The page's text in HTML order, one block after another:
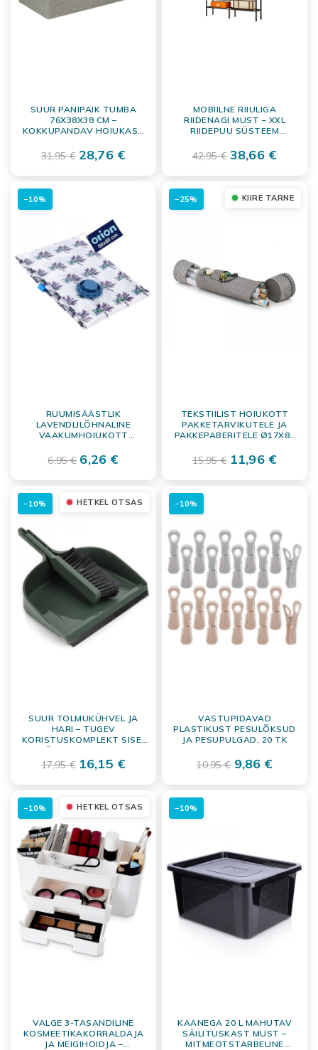
SUUR PANIPAIK TUMBA
76X38X38 CM –
KOKKUPANDAV HOIUKAST
31,95 € 28,76 €
MOBIILNE RIIULIGA
RIIDENAGI MUST – XXL
RIIDEPUU SÜSTEEM
42,95 € 38,66 €
RUUMISÄÄSTLIK
LAVENDLILÕHNALINE
VAAKUMHOIUKOTT
6,95 € 6,26 €
−10% KIIRE TARNE
TEKSTIILIST HOIUKOTT
PAKKETARVIKUTELE JA
PAKKEPABERITELE Ø17X85
15,95 € 11,96 €
−25%
HETKEL OTSAS
SUUR TOLMUKÜHVEL JA
HARI – TUGEV
KORISTUSKOMPLEKT SISE-
JA VÄLISTINGIMUSTESSE
17,95 € 16,15 €
−10%
VASTUPIDAVAD
PLASTIKUST PESULÕKSUD
JA PESUPULGAD, 20 TK
10,95 € 9,86 €
−10%
HETKEL OTSAS
VALGE 3-TASANDILINE
KOSMEETIKAKORRALDAJA
JA MEIGIHOIDJA –
−10%
KAANEGA 20 L MAHUTAV
SÄILITUSKAST MUST –
MITMEOTSTARBELINE
−10%